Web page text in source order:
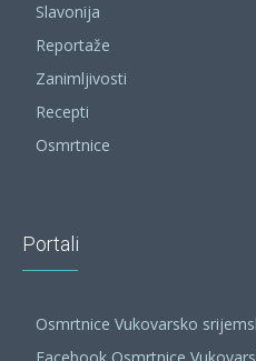
Slavonija
Reportaže
Zanimljivosti
Recepti
Osmrtnice
Portali
Osmrtnice Vukovarsko